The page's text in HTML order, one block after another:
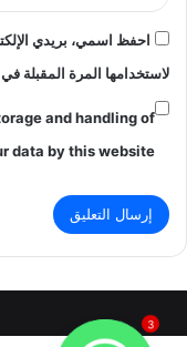
احفظ اسمي، بريدي
لاستخدامها المرة المقبلة
and handling of
data by this website.
3